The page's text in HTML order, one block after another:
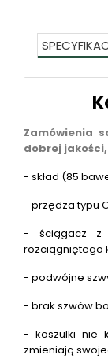
Zamówienia
dobrej
- skład (85
- przędza typu
- ściągacz z
rozciągniętego
- podwójne
- brak szwów
- koszulki nie
zmieniają